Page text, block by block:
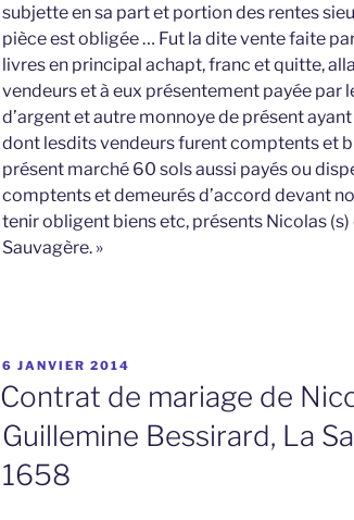
subjette en sa part et portion des rentes
pièce est obligée … Fut la dite vente faite
livres en principal achapt, franc et quitte,
vendeurs et à eux présentement payée par
d’argent et autre monnoye de présent
dont lesdits vendeurs furent comptents et
présent marché 60 sols aussi payés ou
comptents et demeurés d’accord devant
tenir obligent biens etc, présents Nicolas (s)
Sauvagère. »
PUBLIÉ
LE
6 JANVIER 2014
Contrat de mariage de
Guillemine Bessirard, La
1658